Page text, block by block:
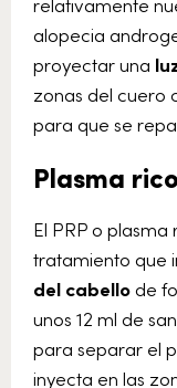
alopecia
proyectar una
zonas del cuero
para que se
Plasma
El PRP o
tratamiento que
del cabellode
unos 12 ml de
para separar el
inyecta en las